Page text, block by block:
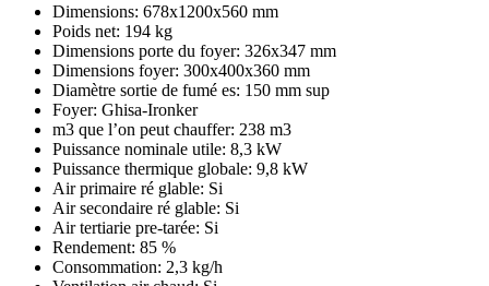
Dimensions: 678x1200x560 mm
Poids net: 194 kg
Dimensions porte du foyer: 326x347 mm
Dimensions foyer: 300x400x360 mm
Diamètre sortie de fumé es: 150 mm sup
Foyer: Ghisa-Ironker
m3 que l’on peut chauffer: 238 m3
Puissance nominale utile: 8,3 kW
Puissance thermique globale: 9,8 kW
Air primaire ré glable: Si
Air secondaire ré glable: Si
Air tertiarie pre-tarée: Si
Rendement: 85 %
Consommation: 2,3 kg/h